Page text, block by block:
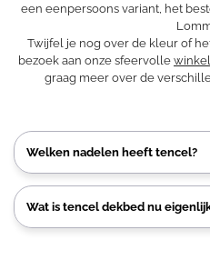
een eenpersoons variant, het
Twijfel je nog over de kleur of
bezoek aan onze sfeervolle winkel
graag meer over de
Welken nadelen heeft tencel?
Wat is tencel dekbed nu